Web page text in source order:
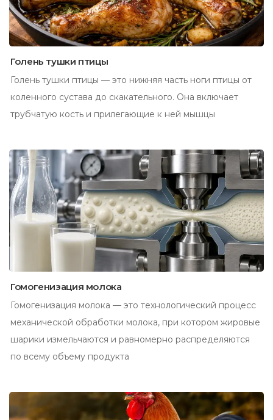
Голень тушки птицы
Голень тушки птицы — это нижняя часть ноги птицы от
коленного сустава до скакательного. Она включает
трубчатую кость и прилегающие к ней мышцы
Гомогенизация молока
Гомогенизация молока — это технологический процесс
механической обработки молока, при котором жировые
шарики измельчаются и равномерно распределяются
по всему объему продукта